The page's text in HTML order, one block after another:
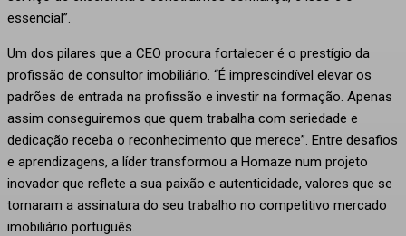
essencial”.
Um dos pilares que a CEO procura fortalecer é o prestígio da
profissão de consultor imobiliário. “É imprescindível elevar os
padrões de entrada na profissão e investir na formação. Apenas
assim conseguiremos que quem trabalha com seriedade e
dedicação receba o reconhecimento que merece”. Entre desafios
e aprendizagens, a líder transformou a Homaze num projeto
inovador que reflete a sua paixão e autenticidade, valores que se
tornaram a assinatura do seu trabalho no competitivo mercado
imobiliário português.